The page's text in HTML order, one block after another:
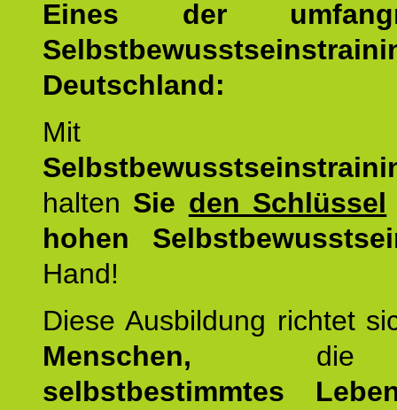
Eines der
Deutschland:
Mit
halten Sie den Schlüssel
hohen
Hand!
Diese Ausbildung richtet
Menschen,
selbstbestimmtes